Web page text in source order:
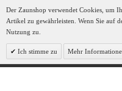
Der Zaunshop verwendet Cookies, um
Artikel zu gewährleisten. Wenn Sie auf
Nutzung zu.
Ich stimme zu Mehr